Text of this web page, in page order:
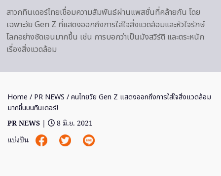
สาวกทินเดอร์ไทยเชื่อมความสัมพันธ์ผ่านแพสชั่นที่คล้ายกัน โดย
เฉพาะวัย Gen Z ที่แสดงออกถึงการใส่ใจสิ่งแวดล้อมและหัวใจรักษ์
โลกอย่างชัดเจนมากขึ้น เช่น การบอกว่าเป็นมังสวิรัติ และตระหนัก
เรื่องสิ่งแวดล้อม
Home / PR NEWS / คนไทยวัย Gen Z แสดงออกถึงการใส่ใจสิ่งแวดล้อม
มากขึ้นบนทินเดอร์!
PR NEWS |
8 มิ.ย. 2021
แบ่งปัน